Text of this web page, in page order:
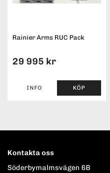
Rainier Arms RUC Pack
29 995 kr
INFO KÖP
Kontakta oss
Söderbymalmsvägen 6B